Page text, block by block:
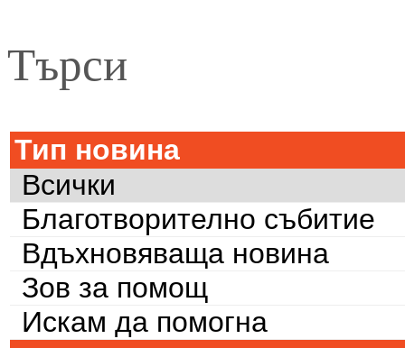
Търси
Тип новина
Всички
Благотворително събитие
Вдъхновяваща новина
Зов за помощ
Искам да помогна